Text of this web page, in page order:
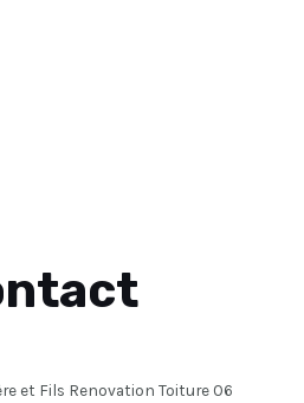
et Fils Renovation Toiture 06